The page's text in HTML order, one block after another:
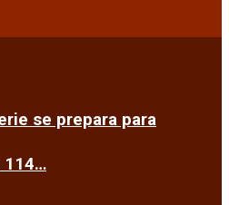
se prepara para
114…